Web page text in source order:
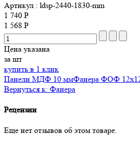
Артикул : ldsp-2440-1830-mm
1 740 Р
1 568 Р
Цена указана
за шт
купить в 1 клик
Панели МДФ 10 ммФанера ФОФ
Вернуться к: Фанера
Рецензии
Еще нет отзывов об этом товаре.